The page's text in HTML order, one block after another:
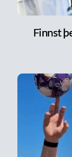
Finnst